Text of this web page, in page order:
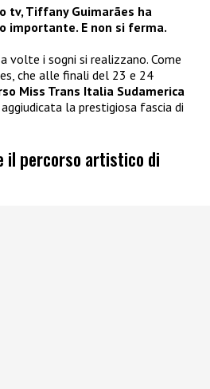
tv, Tiffany Guimarães ha
importante. E non si ferma.
volte i sogni si realizzano. Come
che alle finali del 23 e 24
Miss Trans Italia Sudamerica
la prestigiosa fascia di
il percorso artistico di